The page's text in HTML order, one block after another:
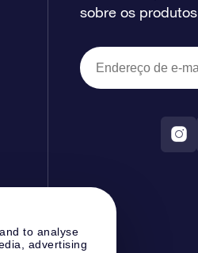
to analyse
advertising
sobre os produtos